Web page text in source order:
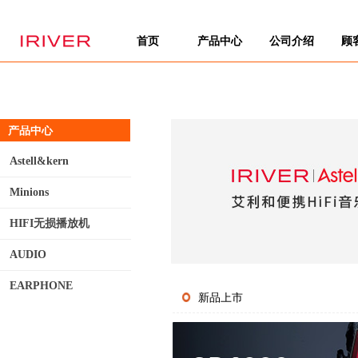
首页 产品中心 公司介绍 顾
新品上市
Astell&kern
Minions
HIFI无损播放机
AUDIO
EARPHONE
产品中心